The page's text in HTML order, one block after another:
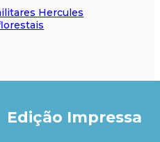
Hercules
Edição Impressa